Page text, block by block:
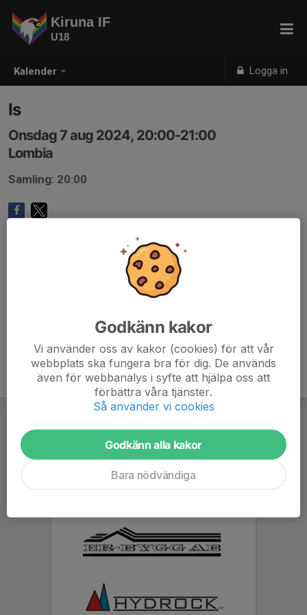
Kalender Logga in
Kiruna IF
U18
Is
Onsdag 7 aug 2024, 20:00-21:00
Lombia
Samling: 20:00
Godkänn kakor
Vi använder oss av kakor (cookies) för att vår
webbplats ska fungera bra för dig. De används
även för webbanalys i syfte att hjälpa oss att
förbättra våra tjänster.
Så använder vi cookies
Godkänn alla kakor
Bara nödvändiga